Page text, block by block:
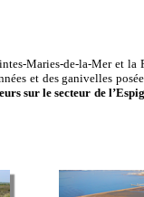
Maries-de-la-Mer et
et des ganivelles
sur le secteur de